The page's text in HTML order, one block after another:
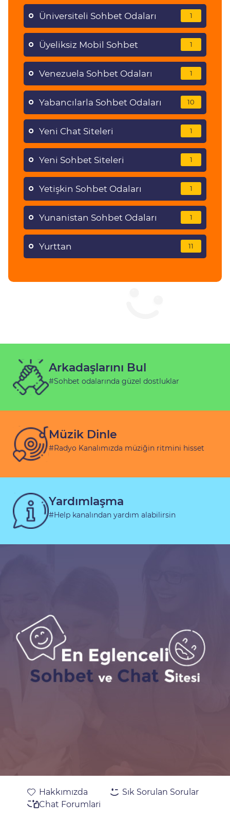
Üniversiteli Sohbet Odaları 1
Üyeliksiz Mobil Sohbet 1
Venezuela Sohbet Odaları 1
Yabancılarla Sohbet Odaları 10
Yeni Chat Siteleri 1
Yeni Sohbet Siteleri 1
Yetişkin Sohbet Odaları 1
Yunanistan Sohbet Odaları 1
Yurttan 11
Arkadaşlarını Bul
#Sohbet odalarında güzel dostluklar
Müzik Dinle
#Radyo Kanalımızda müziğin ritmini hisset
Yardımlaşma
#Help kanalından yardım alabilirsin
Hakkımızda
Sık Sorulan Sorular
Chat Forumlari